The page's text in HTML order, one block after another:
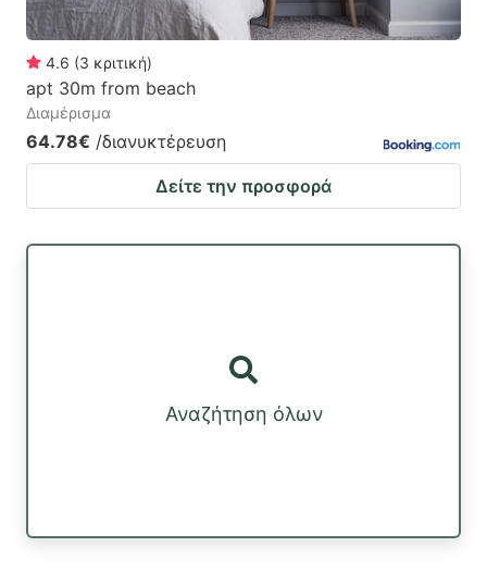
4.6 (3 κριτική)
apt 30m from beach
Διαμέρισμα
64.78€ /διανυκτέρευση
Δείτε την προσφορά
Αναζήτηση όλων